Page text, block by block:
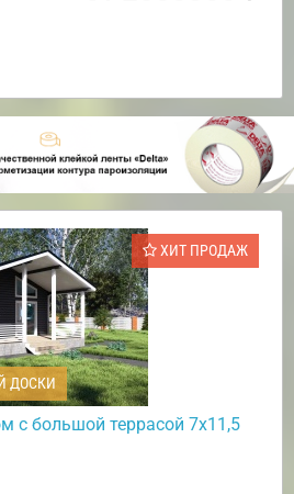
ХИТ ПРОДАЖ
ДОСКИ
с большой террасой 7х11,5